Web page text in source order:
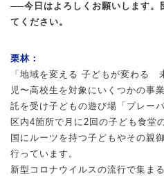
──今日はよろしくお願いします。
てください。
栗林：
「地域を変える 子どもが変わる
児〜高校生を対象にいくつかの事
託を受け子どもの遊び場「プレー
区内4箇所で月に2回の子ども食堂
国にルーツを持つ子どもやその親
行っています。
新型コロナウイルスの流行で集ま